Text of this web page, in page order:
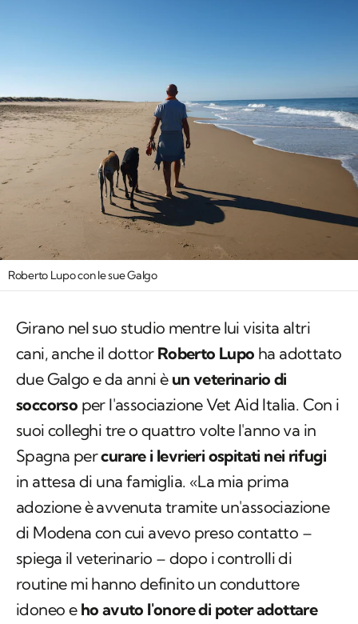
Roberto Lupo con le sue Galgo
Girano nel suo studio mentre lui visita altri
cani, anche il dottor Roberto Lupo ha adottato
due Galgo e da anni è un veterinario di
soccorso per l'associazione Vet Aid Italia. Con i
suoi colleghi tre o quattro volte l'anno va in
Spagna percurare i levrieri ospitati nei rifugi
in attesa di una famiglia. «La mia prima
adozione è avvenuta tramite un'associazione
di Modena con cui avevo preso contatto –
spiega il veterinario – dopo i controlli di
routine mi hanno definito un conduttore
idoneo e ho avuto l'onore di poter adottare